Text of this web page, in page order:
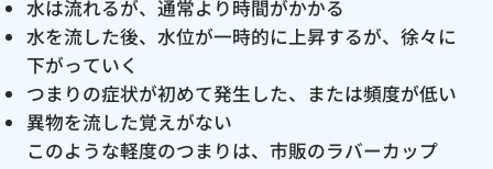
水は流れるが、通常より時間がかかる
水を流した後、水位が一時的に上昇するが、徐々に
下がっていく
つまりの症状が初めて発生した、または頻度が低い
異物を流した覚えがない
このような軽度のつまりは、市販のラバーカップ